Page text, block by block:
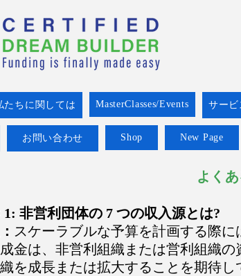
たちに関しては MasterClasses/Events サービ
お問い合わせ Shop New Page
よく
1: 非営利団体の 7 つの収入源とは?
スケーラブルな予算を計画する際
金は、非営利組織または営利組織
を成長または拡大することを期待